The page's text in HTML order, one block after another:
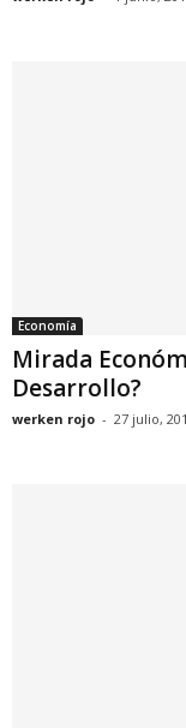
Economía
Mirada
Desarrollo?
werken rojo - 27 julio,